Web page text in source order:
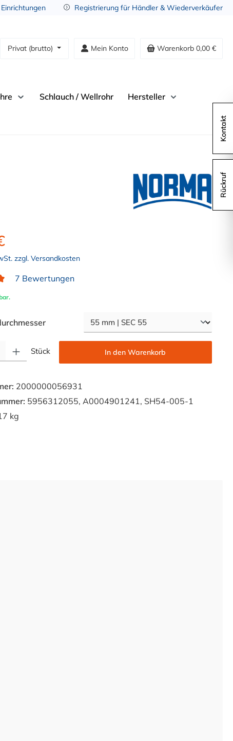
Registrierung für Händler & Wiederverkäufer
Privat (brutto) Mein Konto Warenkorb 0,00 €
Schlauch / Wellrohr Hersteller
zzgl. Versandkosten
7 Bewertungen
auswählen
Stück In den Warenkorb
2000000056931
5956312055, A0004901241, SH54-005-1
kg
Kontakt
Rückruf